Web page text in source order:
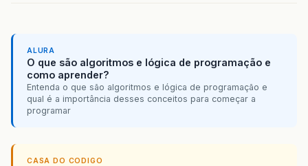
ALURA
O que são algoritmos e lógica de programação e
como aprender?
Entenda o que são algoritmos e lógica de programação e
qual é a importância desses conceitos para começar a
programar
CASA DO CODIGO